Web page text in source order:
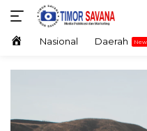
Langsung
konten HomeNasional Daerah